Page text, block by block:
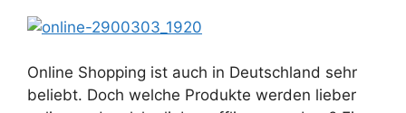
Online Shopping ist auch in Deutschland sehr
beliebt. Doch welche Produkte werden lieber